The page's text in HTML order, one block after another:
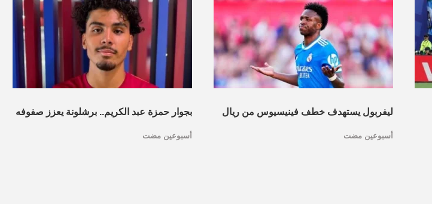
ليفربول يستهدف خطف فينيسيوس من ريال
أسبوعين مضت
بجوار حمزة عبد الكريم.. برشلونة يعزز صفوفه
أسبوعين مضت